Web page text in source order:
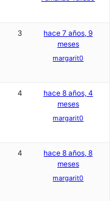
3
hace 7 años, 9
meses
margarit0
4
hace 8 años, 4
meses
margarit0
4
hace 8 años, 8
meses
margarit0